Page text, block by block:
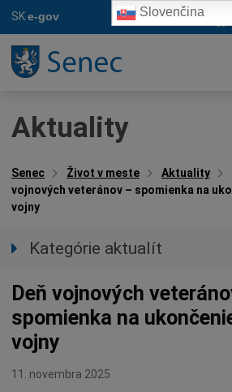
SKe-gov
Aktuality
Senec Život v meste Aktuality
vojnových veteránov – spomienka na
vojny
Kategórie aktualít
Spravodajstvo
Parkovacia politika
Kultúra
Ocenenia
Deň vojnových
spomienka na
vojny
11. novembra 2025
Slovenčina